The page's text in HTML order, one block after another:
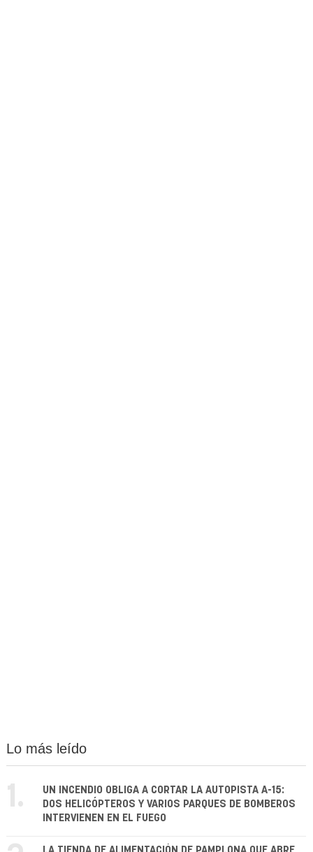
Lo más leído
1.
UN INCENDIO OBLIGA A CORTAR LA AUTOPISTA A-15:
DOS HELICÓPTEROS Y VARIOS PARQUES DE BOMBEROS
INTERVIENEN EN EL FUEGO